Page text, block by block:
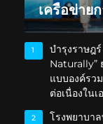
เครือข่าย
1
บำรุงราษฎ
Naturally”
แบบองค์รว
ต่อเนื่องใน
2
โรงพยาบา